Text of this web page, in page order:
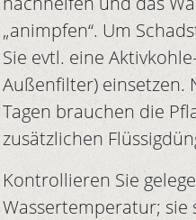
„animpfen“. Um
Sie evtl. eine
Außenfilter) einsetzen.
Tagen brauchen die
zusätzlichen
Kontrollieren Sie
Wassertemperatur;